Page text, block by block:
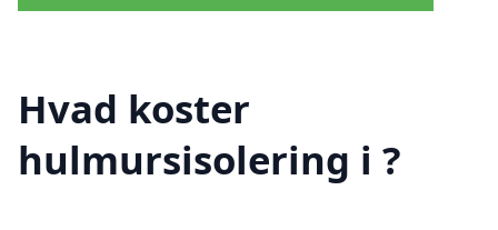
Hvad koster
hulmursisolering i ?